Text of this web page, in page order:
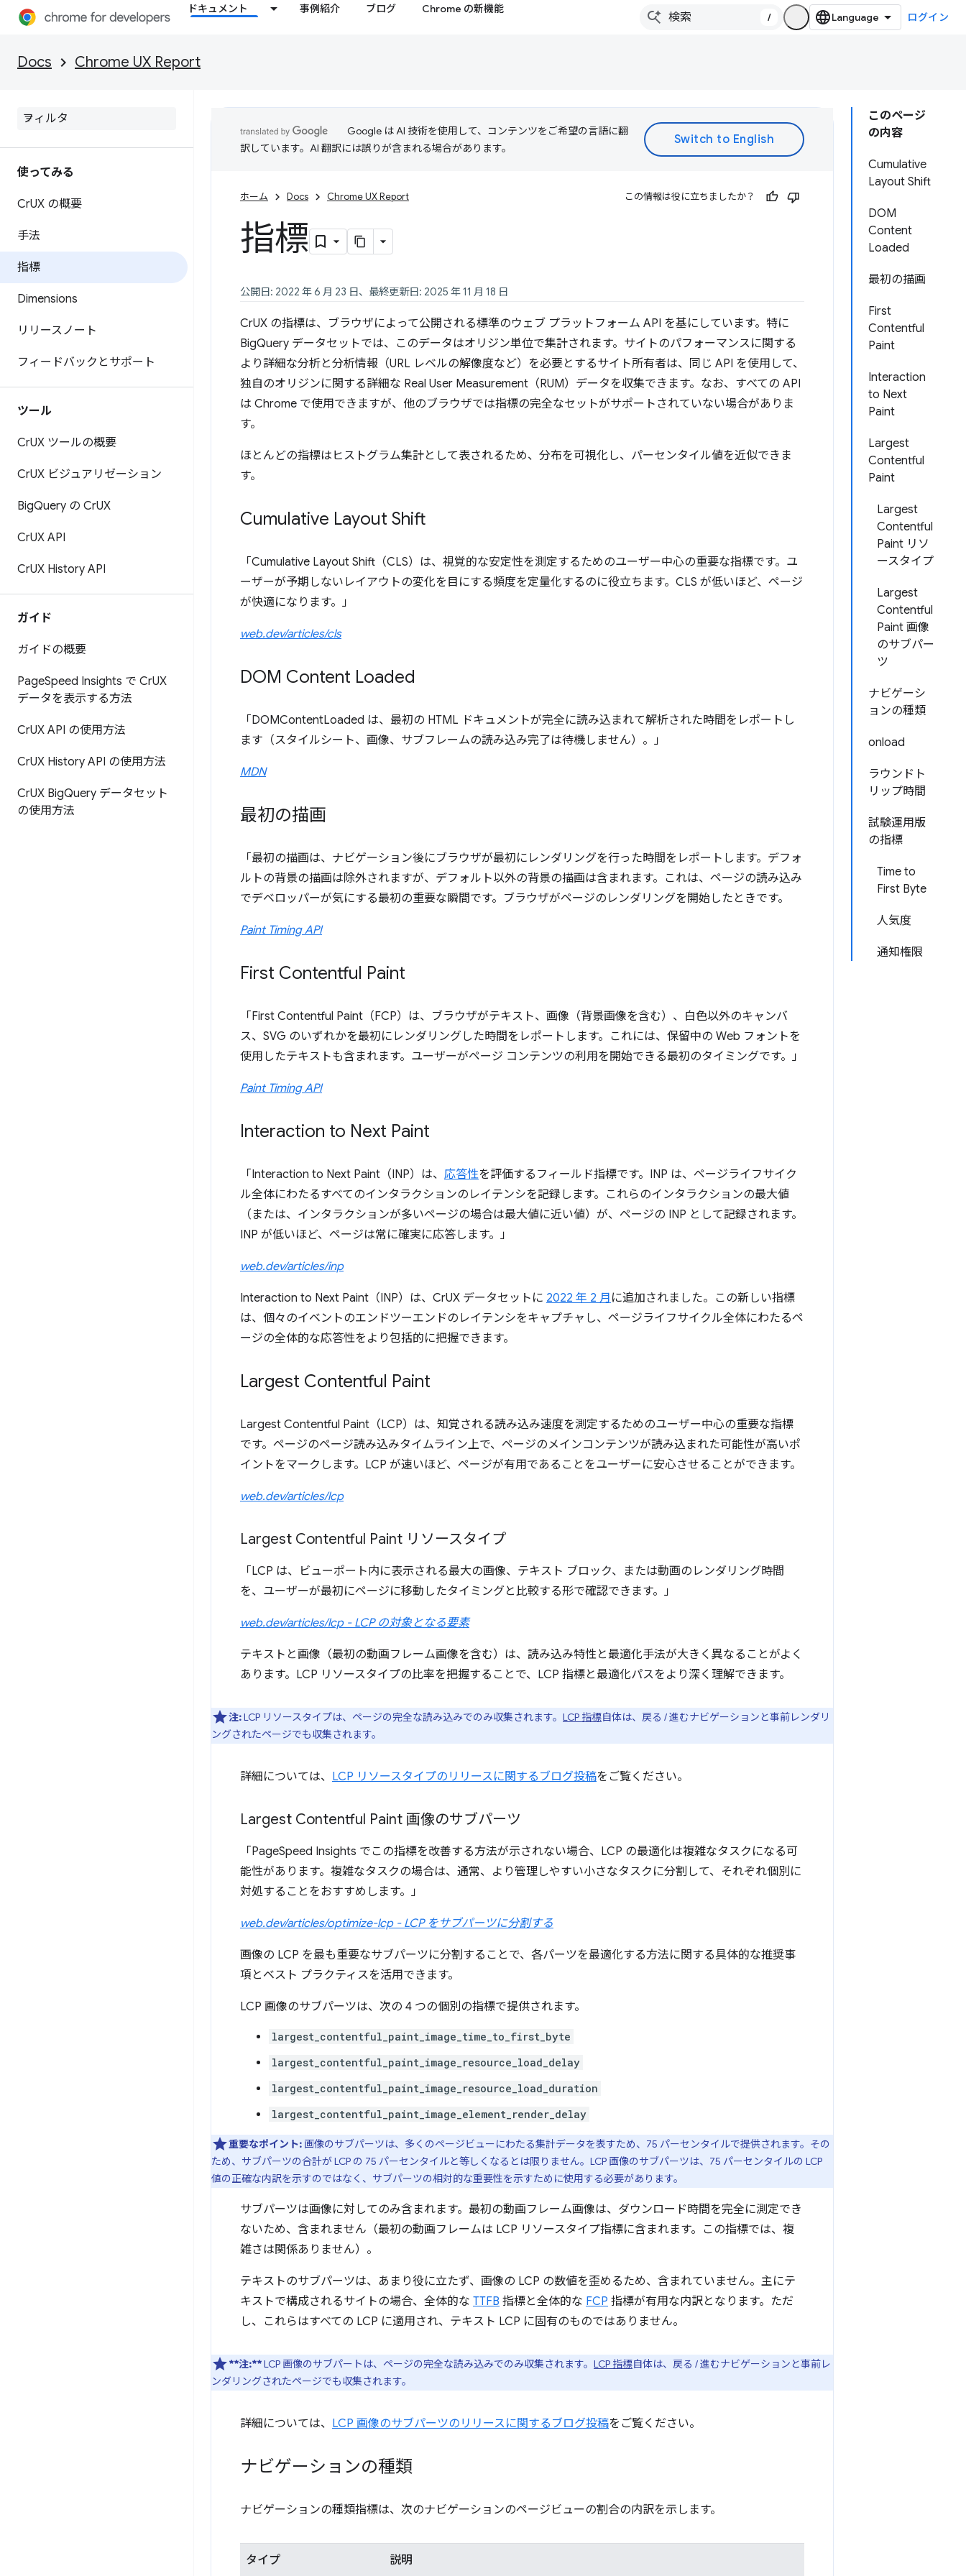
ドキュメント 事例紹介 ブログ Chrome の新機能
/ ログイン
Docs Chrome UX Report
使ってみる
CrUX の概要
手法
指標
Dimensions
リリースノート
フィードバックとサポート
ツール
CrUX ツールの概要
CrUX ビジュアリゼーション
BigQuery の CrUX
CrUX API
CrUX History API
ガイド
ガイドの概要
PageSpeed Insights で CrUX
データを表示する方法
CrUX API の使用方法
CrUX History API の使用方法
CrUX BigQuery データセット
の使用方法
このページ
の内容
Cumulative
Layout Shift
DOM
Content
Loaded
最初の描画
First
Contentful
Paint
Interaction
to Next
Paint
Largest
Contentful
Paint
Largest
Contentful
Paint リソ
ースタイプ
Largest
Contentful
Paint 画像
のサブパー
ツ
ナビゲーシ
ョンの種類
onload
ラウンドト
リップ時間
試験運用版
の指標
Time to
First Byte
人気度
通知権限
Google は AI 技術を使用して、コンテンツをご希望の言語に翻
訳しています。AI 翻訳には誤りが含まれる場合があります。
ホーム Docs Chrome UX Report この情報は役に立ちましたか？
指標
公開日: 2022 年 6 月 23 日、最終更新日: 2025 年 11 月 18 日
CrUX の指標は、ブラウザによって公開される標準のウェブ プラットフォーム API を基にしています。特に
BigQuery データセットでは、このデータはオリジン単位で集計されます。サイトのパフォーマンスに関する
より詳細な分析と分析情報（URL レベルの解像度など）を必要とするサイト所有者は、同じ API を使用して、
独自のオリジンに関する詳細な Real User Measurement（RUM）データを収集できます。なお、すべての API
は Chrome で使用できますが、他のブラウザでは指標の完全なセットがサポートされていない場合がありま
す。
ほとんどの指標はヒストグラム集計として表されるため、分布を可視化し、パーセンタイル値を近似できま
す。
Cumulative Layout Shift
「Cumulative Layout Shift（CLS）は、視覚的な安定性を測定するためのユーザー中心の重要な指標です。ユ
ーザーが予期しないレイアウトの変化を目にする頻度を定量化するのに役立ちます。CLS が低いほど、ページ
が快適になります。」
web.dev/articles/cls
DOM Content Loaded
「DOMContentLoaded は、最初の HTML ドキュメントが完全に読み込まれて解析された時間をレポートし
ます（スタイルシート、画像、サブフレームの読み込み完了は待機しません）。」
MDN
最初の描画
「最初の描画は、ナビゲーション後にブラウザが最初にレンダリングを行った時間をレポートします。デフォ
ルトの背景の描画は除外されますが、デフォルト以外の背景の描画は含まれます。これは、ページの読み込み
でデベロッパーが気にする最初の重要な瞬間です。ブラウザがページのレンダリングを開始したときです。
Paint Timing API
First Contentful Paint
「First Contentful Paint（FCP）は、ブラウザがテキスト、画像（背景画像を含む）、白色以外のキャンバ
ス、SVG のいずれかを最初にレンダリングした時間をレポートします。これには、保留中の Web フォントを
使用したテキストも含まれます。ユーザーがページ コンテンツの利用を開始できる最初のタイミングです。」
Paint Timing API
Interaction to Next Paint
「Interaction to Next Paint（INP）は、 応答性を評価するフィールド指標です。INP は、ページライフサイク
ル全体にわたるすべてのインタラクションのレイテンシを記録します。これらのインタラクションの最大値
（または、インタラクションが多いページの場合は最大値に近い値）が、ページの INP として記録されます。
INP が低いほど、ページは常に確実に応答します。」
web.dev/articles/inp
Interaction to Next Paint（INP）は、CrUX データセットに 2022 年 2 月 に追加されました。この新しい指標
は、個々のイベントのエンドツーエンドのレイテンシをキャプチャし、ページライフサイクル全体にわたるペ
ージの全体的な応答性をより包括的に把握できます。
Largest Contentful Paint
Largest Contentful Paint（LCP）は、知覚される読み込み速度を測定するためのユーザー中心の重要な指標
です。ページのページ読み込みタイムライン上で、ページのメインコンテンツが読み込まれた可能性が高いポ
イントをマークします。LCP が速いほど、ページが有用であることをユーザーに安心させることができます。
web.dev/articles/lcp
Largest Contentful Paint リソースタイプ
「LCP は、ビューポート内に表示される最大の画像、テキスト ブロック、または動画のレンダリング時間
を、ユーザーが最初にページに移動したタイミングと比較する形で確認できます。」
web.dev/articles/lcp - LCP の対象となる要素
テキストと画像（最初の動画フレーム画像を含む）は、読み込み特性と最適化手法が大きく異なることがよく
あります。LCP リソースタイプの比率を把握することで、LCP 指標と最適化パスをより深く理解できます。
注:LCP リソースタイプは、ページの完全な読み込みでのみ収集されます。 LCP 指標自体は、戻る / 進むナビゲーションと事前レンダリ
ングされたページでも収集されます。
詳細については、 LCP リソースタイプのリリースに関するブログ投稿をご覧ください。
Largest Contentful Paint 画像のサブパーツ
「PageSpeed Insights でこの指標を改善する方法が示されない場合、LCP の最適化は複雑なタスクになる可
能性があります。複雑なタスクの場合は、通常、より管理しやすい小さなタスクに分割して、それぞれ個別に
対処することをおすすめします。」
web.dev/articles/optimize-lcp - LCP をサブパーツに分割する
画像の LCP を最も重要なサブパーツに分割することで、各パーツを最適化する方法に関する具体的な推奨事
項とベスト プラクティスを活用できます。
LCP 画像のサブパーツは、次の 4 つの個別の指標で提供されます。
largest_contentful_paint_image_time_to_first_byte
largest_contentful_paint_image_resource_load_delay
largest_contentful_paint_image_resource_load_duration
largest_contentful_paint_image_element_render_delay
重要なポイント: 画像のサブパーツは、多くのページビューにわたる集計データを表すため、75 パーセンタイルで提供されます。その
ため、サブパーツの合計が LCP の 75 パーセンタイルと等しくなるとは限りません。LCP 画像のサブパーツは、75 パーセンタイルの LCP
値の正確な内訳を示すのではなく、サブパーツの相対的な重要性を示すために使用する必要があります。
サブパーツは画像に対してのみ含まれます。最初の動画フレーム画像は、ダウンロード時間を完全に測定でき
ないため、含まれません（最初の動画フレームは LCP リソースタイプ指標に含まれます。この指標では、複
雑さは関係ありません）。
テキストのサブパーツは、あまり役に立たず、画像の LCP の数値を歪めるため、含まれていません。主にテ
キストで構成されるサイトの場合、全体的な TTFB 指標と全体的な FCP 指標が有用な内訳となります。ただ
し、これらはすべての LCP に適用され、テキスト LCP に固有のものではありません。
**注:**LCP 画像のサブパートは、ページの完全な読み込みでのみ収集されます。 LCP 指標自体は、戻る / 進むナビゲーションと事前レ
ンダリングされたページでも収集されます。
詳細については、 LCP 画像のサブパーツのリリースに関するブログ投稿をご覧ください。
ナビゲーションの種類
ナビゲーションの種類指標は、次のナビゲーションのページビューの割合の内訳を示します。
タイプ 説明